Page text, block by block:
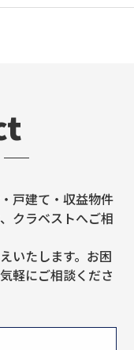
戸建て・収益物件
クラベストへご相
いたします。お困
軽にご相談くださ